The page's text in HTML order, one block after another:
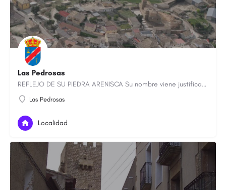
Las Pedrosas
REFLEJO DE SU PIEDRA ARENISCA Su nombre viene justificado por la composición del terreno, de piedra, igual…
Las Pedrosas
Localidad